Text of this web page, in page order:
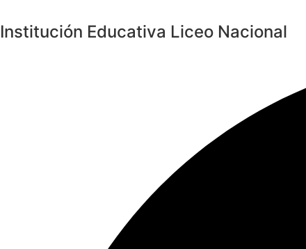
al
contenido
Institución Educativa Liceo Nacional